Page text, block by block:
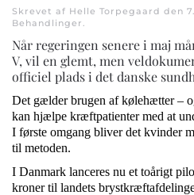
Skrevet af Helle Torpegaard den
Behandlinger
Når regeringen senere i maj
V, vil en glemt, men
officiel plads i det danske
Det gælder brugen af kølehætter –
kan hjælpe kræftpatienter med at
I første omgang bliver det kvinder
til metoden.
I Danmark lanceres nu et toårigt
kroner til landets